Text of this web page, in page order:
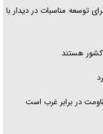
توسعه مناسبات در دیدار با
کشور هستند
در برابر غرب است